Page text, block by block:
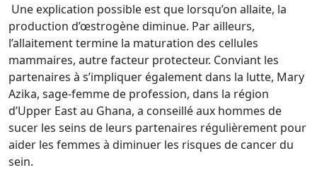
Une explication possible est que lorsqu’on allaite, la
production d’œstrogène diminue. Par ailleurs,
l’allaitement termine la maturation des cellules
mammaires, autre facteur protecteur. Conviant les
partenaires à s’impliquer également dans la lutte, Mary
Azika, sage-femme de profession, dans la région
d’Upper East au Ghana, a conseillé aux hommes de
sucer les seins de leurs partenaires régulièrement pour
aider les femmes à diminuer les risques de cancer du
sein.